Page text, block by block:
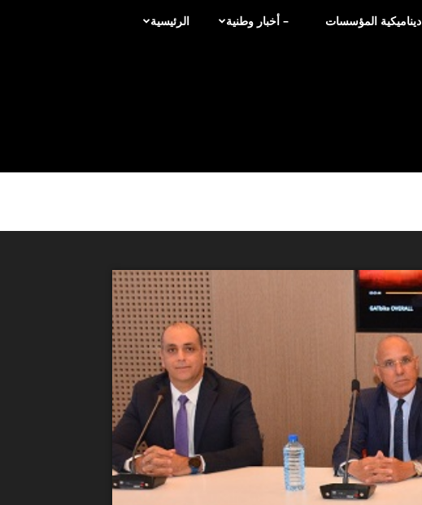
الرئيسية – أخبار وطنية ديناميكية المؤسسات